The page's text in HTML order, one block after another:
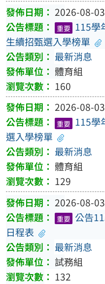
2026-08-03
重要 115學
生續招甄選入學榜單
最新消息
體育組
160
2026-08-03
重要 115學
選入學榜單
最新消息
體育組
129
2026-08-03
重要 公告
日程表
最新消息
試務組
132